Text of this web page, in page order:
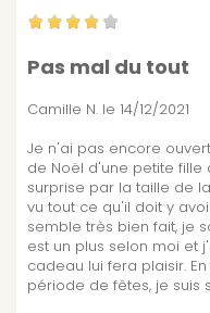
Pas mal du tout
Camille N. le 14/12/2021
Je n'ai pas encore
de Noël d'une petite fille
surprise par la taille de
vu tout ce qu'il doit y
semble très bien fait, je
est un plus selon moi et
cadeau lui fera plaisir.
période de fêtes, je suis